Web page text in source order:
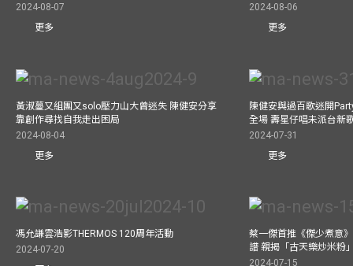
2024-08-07
更多
2024-08-06
更多
黃淑蔓又組團又solo壓力山大曾迷失 陳健安分享
靠創作尋找自我走出困局
2024-08-04
更多
陳健安與過百歌迷開
全場 壽星仔唱未派台新
2024-07-31
更多
馮允謙雲浩影THERMOS 120周年活動
2024-07-20
蔡一傑首推《傑少煮意
譜 親揭「古天樂炒米粉
2024-07-15